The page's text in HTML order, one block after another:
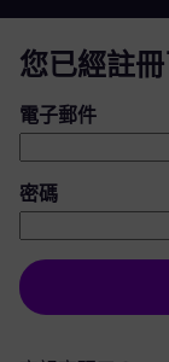
您已經註冊
登入：使用者和密
電子郵件
密碼